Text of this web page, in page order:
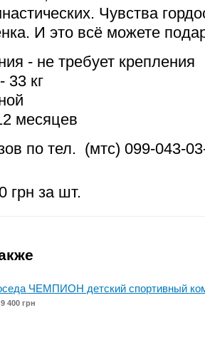
Чувства
И это всё можете
- не требует крепления
33 кг
месяцев
по тел. (мтс) 099-043-
грн за шт.
ЧЕМПИОН детский спортивный
9 400 грн